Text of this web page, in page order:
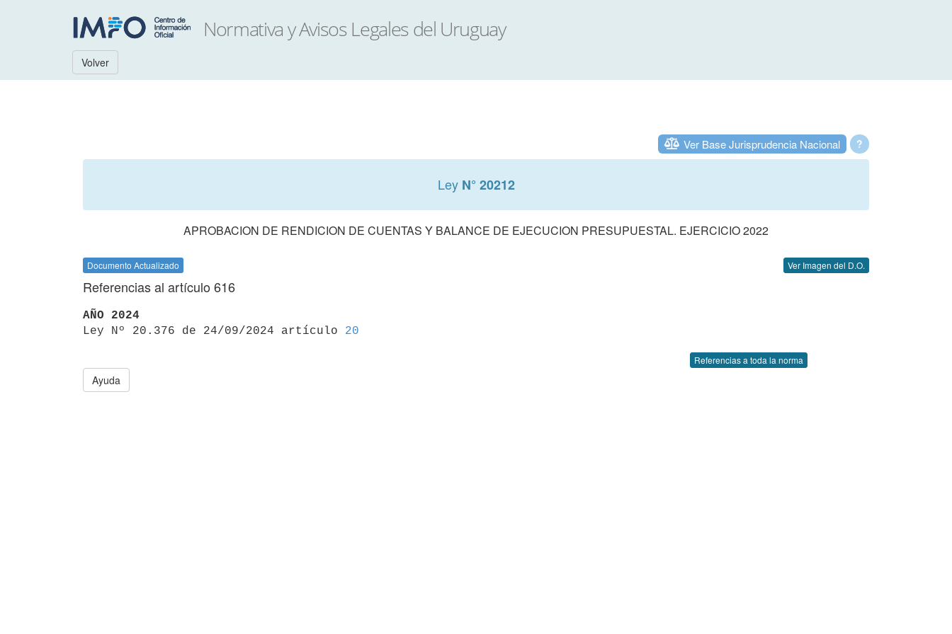
Volver
?
Ver Base Jurisprudencia Nacional
Ley N° 20212
APROBACION DE RENDICION DE CUENTAS Y BALANCE DE EJECUCION PRESUPUESTAL. EJERCICIO 2022
Documento Actualizado Ver Imagen del D.O.
Referencias al artículo 616
AÑO 2024
Ley Nº 20.376 de 24/09/2024 artículo 20
Referencias a toda la norma
Ayuda